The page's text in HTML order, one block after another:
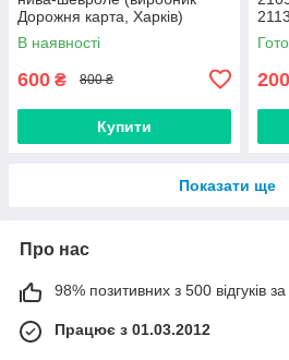
Дорожня карта, Харків)
В наявності
600 ₴ 800 ₴
Купити
200
Показати ще
Про нас
98% позитивних з 500 відгуків за
Працює з 01.03.2012